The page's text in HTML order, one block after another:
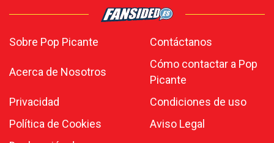
Sobre Pop Picante Contáctanos
Acerca de Nosotros
Cómo contactar a Pop
Picante
Privacidad
Condiciones de uso
Política de Cookies
Aviso Legal